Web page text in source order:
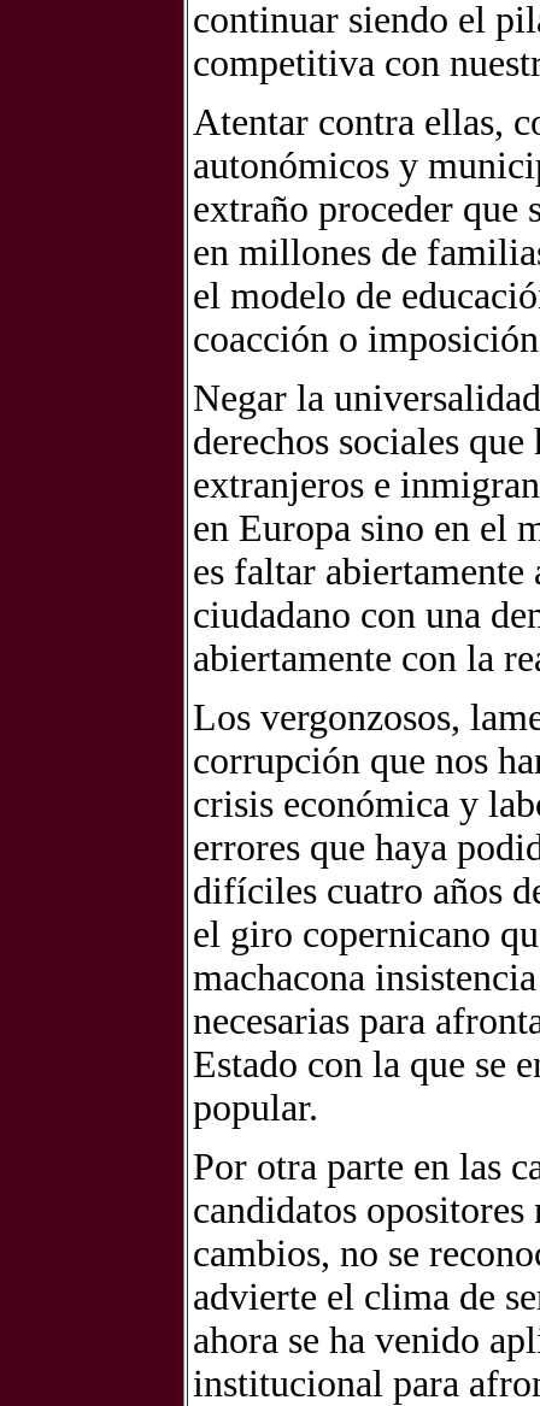
continuar siendo el
competitiva con
Atentar contra ellas,
autonómicos y
extraño proceder que
en millones de
el modelo de
coacción o
Negar la
derechos sociales
extranjeros e
en Europa sino en el
es faltar
ciudadano con una
abiertamente con la
Los vergonzosos,
corrupción que nos
crisis económica y
errores que haya
difíciles cuatro años
el giro copernicano
machacona
necesarias para
Estado con la que se
popular.
Por otra parte en las
candidatos
cambios, no se
advierte el clima de
ahora se ha venido
institucional para